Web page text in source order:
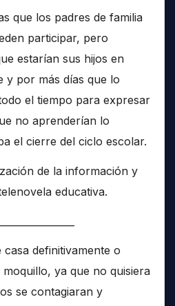
que los padres de familia
participar, pero
estarían sus hijos en
y por más días que lo
el tiempo para expresar
no aprenderían lo
el cierre del ciclo escolar.
de la información y
educativa.
definitivamente o
ya que no quisiera
se contagiaran y